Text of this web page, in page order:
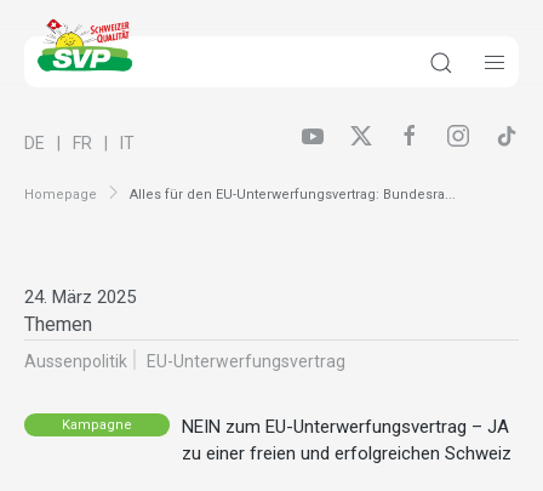
Homepage Alles für den EU-Unterwerfungsvertrag: Bundesra...
DE FR IT
24. März 2025
Themen
Aussenpolitik EU-Unterwerfungsvertrag
Kampagne
NEIN zum EU-Unterwerfungsvertrag – JA
zu einer freien und erfolgreichen Schweiz